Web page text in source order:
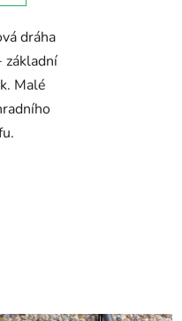
dráha
základní
Malé